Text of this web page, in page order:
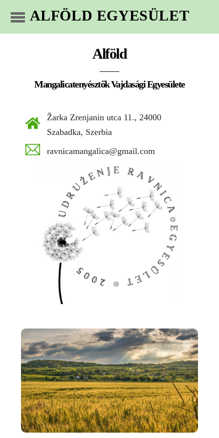
ALFÖLD EGYESÜLET
Alföld
Mangalicatenyésztők Vajdasági Egyesülete
Žarka Zrenjanin utca 11., 24000
Szabadka, Szerbia
ravnicamangalica@gmail.com